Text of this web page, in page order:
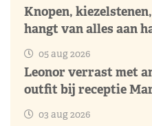
Knopen,
hangt van alles aan
05 aug 2026
Leonor verrast met
outfit bij receptie
03 aug 2026